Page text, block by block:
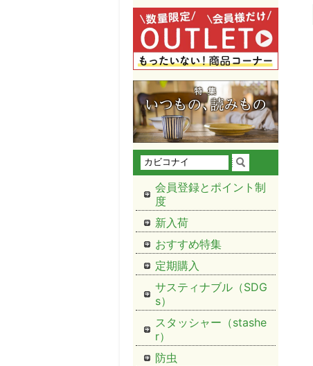
会員登録とポイント制
度
新入荷
おすすめ特集
定期購入
サスティナブル（SDG
s）
スタッシャー（stashe
r）
防虫